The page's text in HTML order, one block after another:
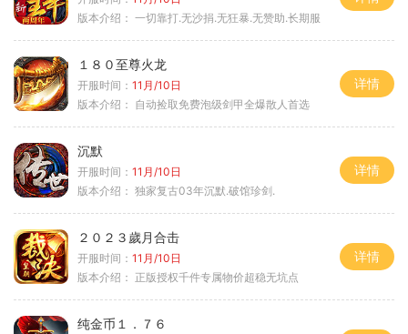
版本介绍： 一切靠打.无沙捐.无狂暴.无赞助.长期服
１８０至尊火龙
开服时间： 11月/10日
版本介绍： 自动捡取免费泡级剑甲全爆散人首选
详情
沉默
开服时间： 11月/10日
版本介绍： 独家复古03年沉默.破馆珍剑.
详情
２０２３歲月合击
开服时间： 11月/10日
版本介绍： 正版授权千件专属物价超稳无坑点
详情
纯金币１．７６